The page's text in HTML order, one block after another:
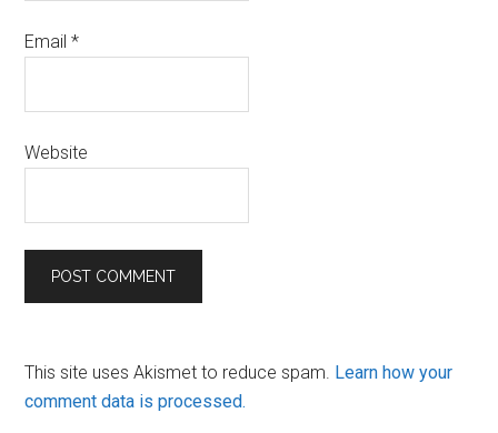
Email*
Website
This site uses Akismet to reduce spam. Learn how your
comment data is processed.